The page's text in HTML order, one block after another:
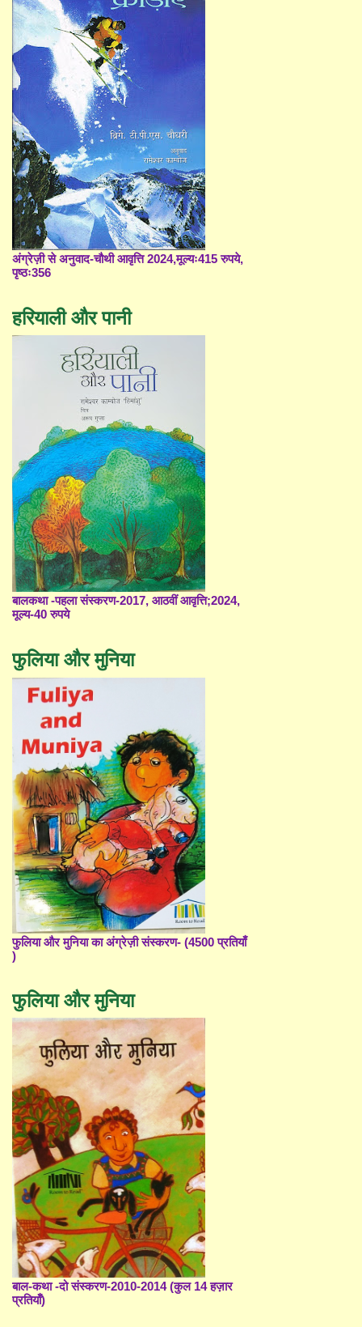
अंग्रेज़ी से अनुवाद-चौथी आवृत्ति 2024,मूल्यः415 रुपये,
पृष्ठः356
हरियाली और पानी
बालकथा -पहला संस्करण-2017, आठवीं आवृत्ति;2024,
मूल्य-40 रुपये
फुलिया और मुनिया
फुलिया और मुनिया का अंग्रेज़ी संस्करण- (4500 प्रतियाँ
)
फुलिया और मुनिया
बाल-कथा -दो संस्करण-2010-2014 (कुल 14 हज़ार
प्रतियाँ)